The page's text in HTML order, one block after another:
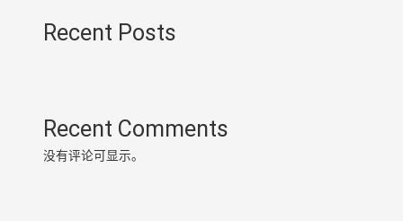
Recent Posts
Recent Comments
没有评论可显示。